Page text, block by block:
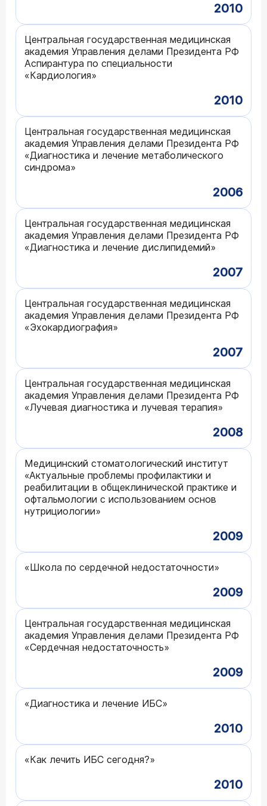
2010
Центральная государственная медицинская
академия Управления делами Президента РФ
Аспирантура по специальности
«Кардиология»
2010
Центральная государственная медицинская
академия Управления делами Президента РФ
«Диагностика и лечение метаболического
синдрома»
2006
Центральная государственная медицинская
академия Управления делами Президента РФ
«Диагностика и лечение дислипидемий»
2007
Центральная государственная медицинская
академия Управления делами Президента РФ
«Эхокардиография»
2007
Центральная государственная медицинская
академия Управления делами Президента РФ
«Лучевая диагностика и лучевая терапия»
2008
Медицинский стоматологический институт
«Актуальные проблемы профилактики и
реабилитации в общеклинической практике и
офтальмологии с использованием основ
нутрициологии»
2009
«Школа по сердечной недостаточности»
2009
Центральная государственная медицинская
академия Управления делами Президента РФ
«Сердечная недостаточность»
2009
«Диагностика и лечение ИБС»
2010
«Как лечить ИБС сегодня?»
2010